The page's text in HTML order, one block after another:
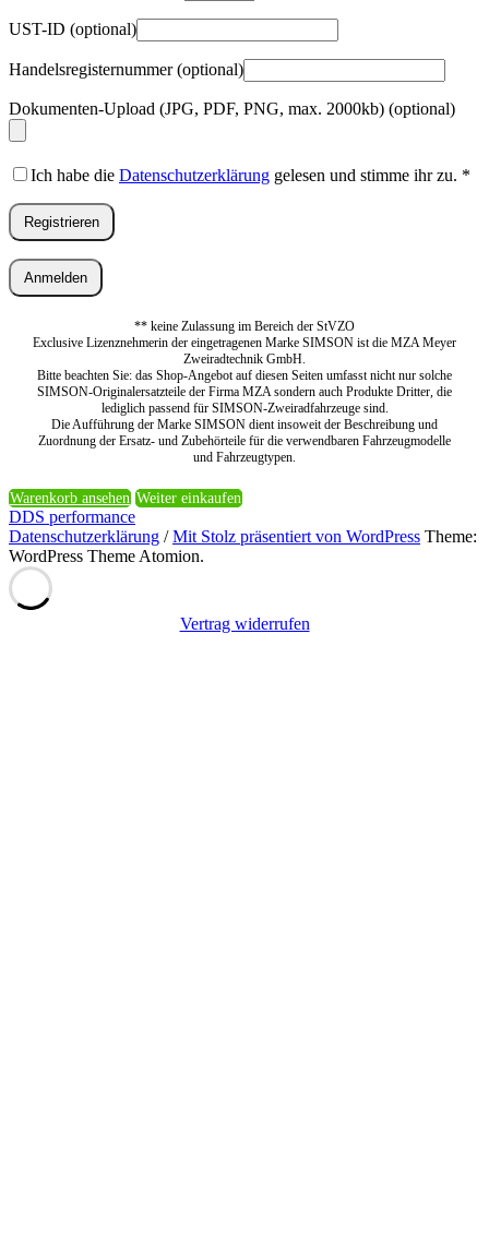
UST-ID (optional)
Handelsregisternummer(optional)
Dokumenten-Upload (JPG, PDF, PNG, max. 2000kb) (optional)
Ich habe die Datenschutzerklärung gelesen und stimme ihr zu. *
Registrieren
Anmelden
** keine Zulassung im Bereich der StVZO
Exclusive Lizenznehmerin der eingetragenen Marke SIMSON ist die MZA Meyer
Zweiradtechnik GmbH.
Bitte beachten Sie: das Shop-Angebot auf diesen Seiten umfasst nicht nur solche
SIMSON-Originalersatzteile der Firma MZA sondern auch Produkte Dritter, die
lediglich passend für SIMSON-Zweiradfahrzeuge sind.
Die Aufführung der Marke SIMSON dient insoweit der Beschreibung und
Zuordnung der Ersatz- und Zubehörteile für die verwendbaren Fahrzeugmodelle
und Fahrzeugtypen.
Warenkorb ansehen Weiter einkaufen
DDS performance
Datenschutzerklärung /Mit Stolz präsentiert von WordPress Theme:
WordPress Theme Atomion.
Vertrag widerrufen